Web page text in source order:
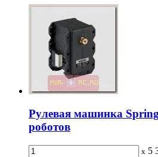
Рулевая машинка
роботов
x 5